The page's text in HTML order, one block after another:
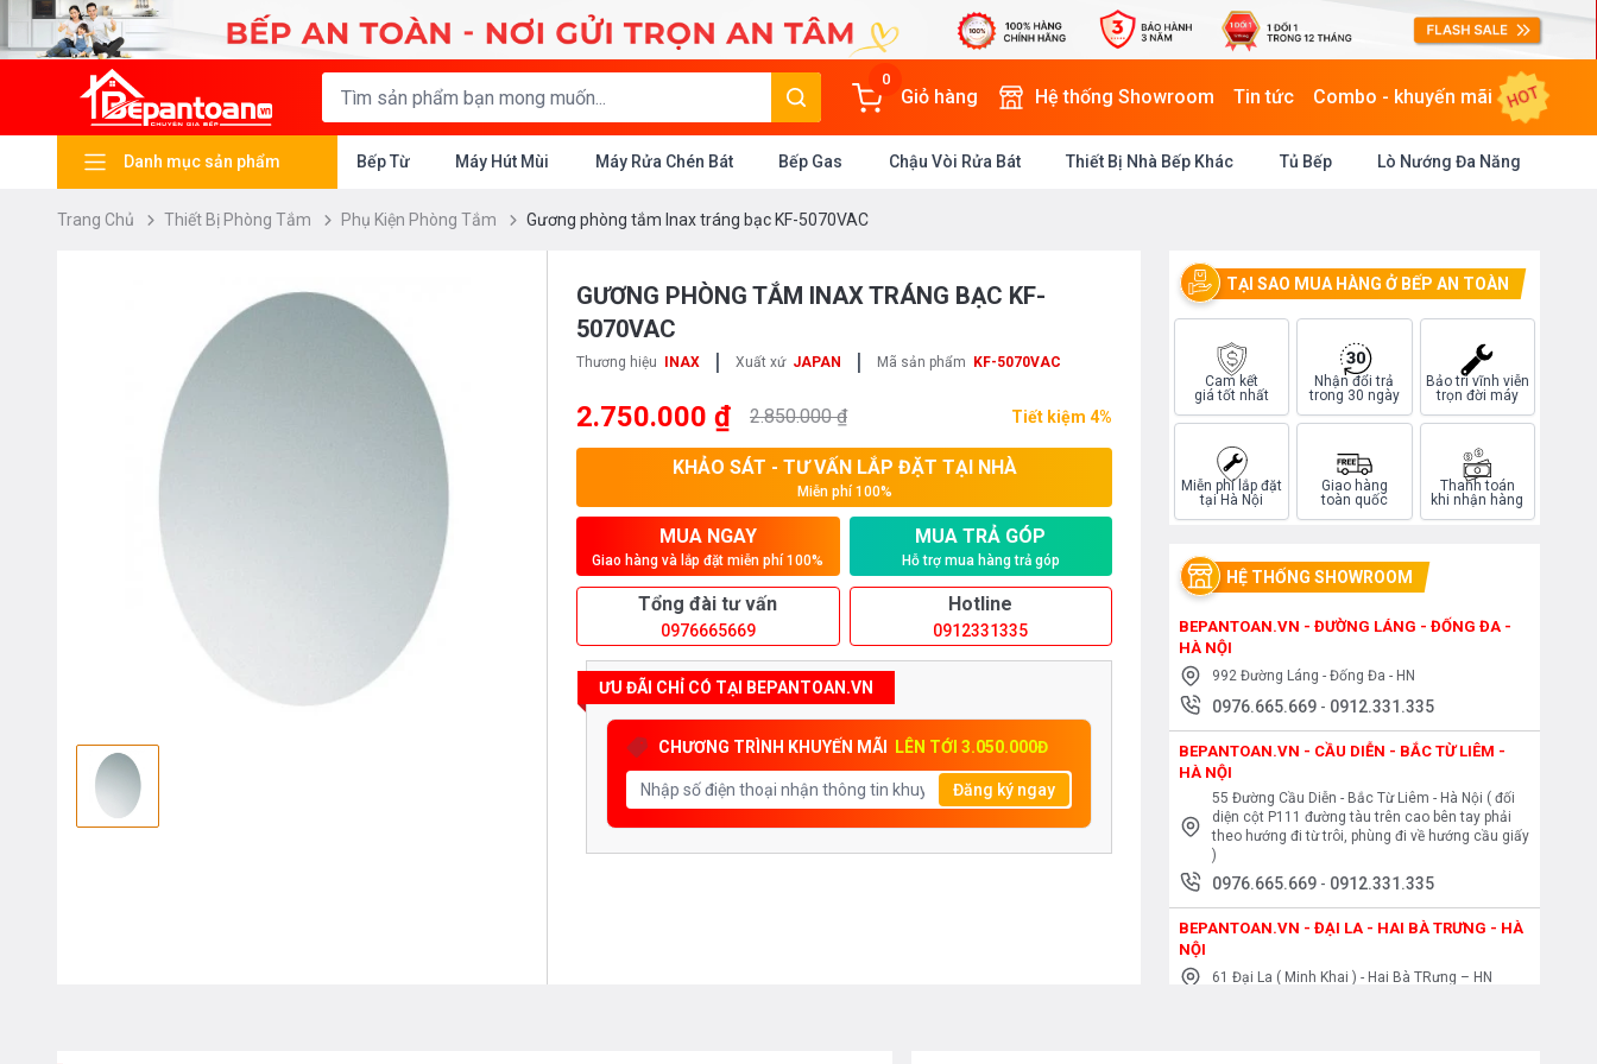
0
Giỏ hàng Hệ thống Showroom Tin tức Combo - khuyến mãi HOT
Danh mục sản phẩm Bếp Từ Máy Hút Mùi Máy Rửa Chén Bát Bếp Gas Chậu Vòi Rửa Bát Thiết Bị Nhà Bếp Khác Tủ Bếp Lò Nướng Đa Năng
Trang Chủ Thiết Bị Phòng Tắm Phụ Kiện Phòng Tắm Gương phòng tắm Inax tráng bạc KF-5070VAC
GƯƠNG PHÒNG TẮM INAX TRÁNG BẠC KF-
5070VAC
Thương hiệu INAX | Xuất xứ JAPAN | Mã sản phẩm KF-5070VAC
2.750.000 ₫ 2.850.000 ₫ Tiết kiệm 4%
KHẢO SÁT - TƯ VẤN LẮP ĐẶT TẠI NHÀ
Miễn phí 100%
MUA NGAY
Giao hàng và lắp đặt miễn phí 100%
MUA TRẢ GÓP
Hỗ trợ mua hàng trả góp
Tổng đài tư vấn
0976665669
Hotline
0912331335
ƯU ĐÃI CHỈ CÓ TẠI BEPANTOAN.VN
CHƯƠNG TRÌNH KHUYẾN MÃI LÊN TỚI 3.050.000Đ
Đăng ký ngay
TẠI SAO MUA HÀNG Ở BẾP AN TOÀN
Cam kết
giá tốt nhất
Nhận đổi trả
trong 30 ngày
Bảo trì vĩnh viễn
trọn đời máy
Miễn phí lắp đặt
tại Hà Nội
Giao hàng
toàn quốc
Thanh toán
khi nhận hàng
HỆ THỐNG SHOWROOM
BEPANTOAN.VN - ĐƯỜNG LÁNG - ĐỐNG ĐA -
HÀ NỘI
992 Đường Láng - Đống Đa - HN
0976.665.669 - 0912.331.335
BEPANTOAN.VN - CẦU DIỄN - BẮC TỪ LIÊM -
HÀ NỘI
55 Đường Cầu Diễn - Bắc Từ Liêm - Hà Nội ( đối
diện cột P111 đường tàu trên cao bên tay phải
theo hướng đi từ trôi, phùng đi về hướng cầu giấy
)
0976.665.669 - 0912.331.335
BEPANTOAN.VN - ĐẠI LA - HAI BÀ TRƯNG - HÀ
NỘI
61 Đại La ( Minh Khai ) - Hai Bà TRưng – HN